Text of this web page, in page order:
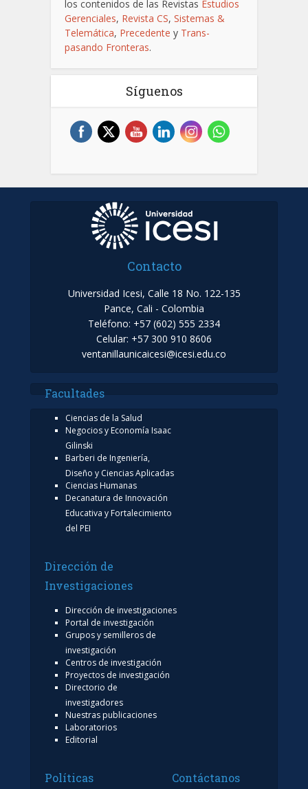
los contenidos de las Revistas Estudios
Gerenciales, Revista CS, Sistemas &
Telemática, Precedente y Trans-
pasando Fronteras.
Síguenos
Contacto
Universidad Icesi, Calle 18 No. 122-135
Pance, Cali - Colombia
Teléfono: +57 (602) 555 2334
Celular: +57 300 910 8606
ventanillaunicaicesi@icesi.edu.co
Facultades
Ciencias de la Salud
Negocios y Economía Isaac
Gilinski
Barberi de Ingeniería,
Diseño y Ciencias Aplicadas
Ciencias Humanas
Decanatura de Innovación
Educativa y Fortalecimiento
del PEI
Dirección de
Investigaciones
Dirección de investigaciones
Portal de investigación
Grupos y semilleros de
investigación
Centros de investigación
Proyectos de investigación
Directorio de
investigadores
Nuestras publicaciones
Laboratorios
Editorial
Políticas Contáctanos